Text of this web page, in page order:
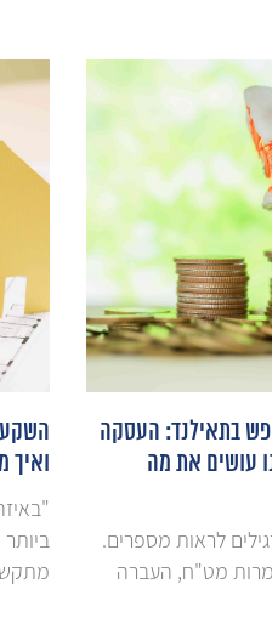
נופש בתאילנד: העסקה
עושים את מה
לראות מספרים.
מט"ח, העברה
ואיך